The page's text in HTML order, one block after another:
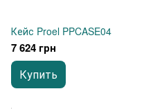
Кейс Proel PPCASE04
7 624 грн
Купить